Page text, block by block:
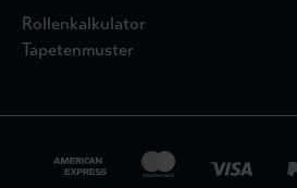
Rollenkalkulator
Tapetenmuster